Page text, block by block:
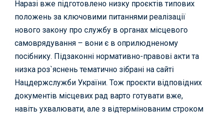
Наразі вже підготовлено низку проєктів типових
положень за ключовими питаннями реалізації
нового закону про службу в органах місцевого
самоврядування – вони є в оприлюдненому
посібнику. Підзаконні нормативно-правові акти та
низка роз`яснень тематично зібрані на сайті
Нацдержслужби України. Тож проєкти відповідних
документів місцевих рад варто готувати вже,
навіть ухвалювати, але з відтермінованим строком